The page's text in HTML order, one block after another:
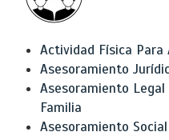
Actividad Física
Asesoramiento
Asesoramiento Legal
Familia
Asesoramiento